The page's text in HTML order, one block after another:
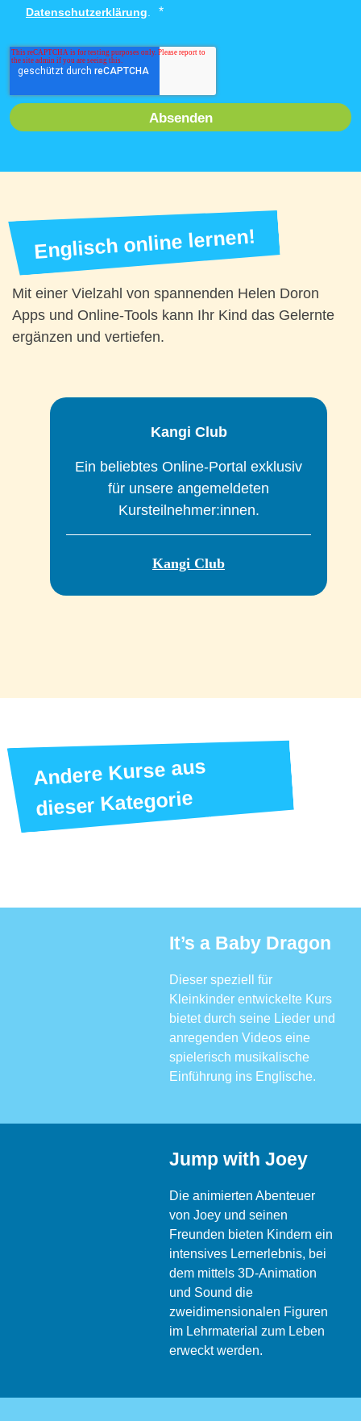
Datenschutzerklärung *
Englisch online lernen!
Mit einer Vielzahl von spannenden Helen Doron
Apps und Online-Tools kann Ihr Kind das Gelernte
ergänzen und vertiefen.
Kangi Club
Ein beliebtes Online-Portal exklusiv
für unsere angemeldeten
Kursteilnehmer:innen.
Kangi Club
Andere Kurse aus
dieser Kategorie
It’s a Baby Dragon
Dieser speziell für
Kleinkinder entwickelte Kurs
bietet durch seine Lieder und
anregenden Videos eine
spielerisch musikalische
Einführung ins Englische.
Jump with Joey
Die animierten Abenteuer
von Joey und seinen
Freunden bieten Kindern ein
intensives Lernerlebnis, bei
dem mittels 3D-Animation
und Sound die
zweidimensionalen Figuren
im Lehrmaterial zum Leben
erweckt werden.